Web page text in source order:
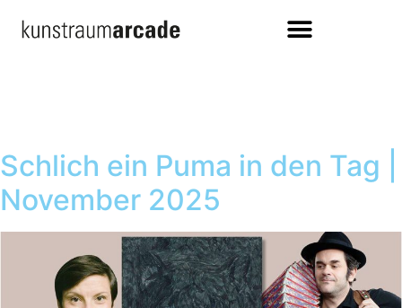
Schlich ein Puma in den Tag |
November 2025